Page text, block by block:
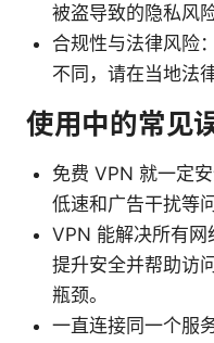
被盗导致的隐私风险
合规性与法律风险
不同，请在当地法
使用中的常见
免费 VPN 就一定
低速和广告干扰等问
VPN 能解决所有网
提升安全并帮助访
瓶颈。
一直连接同一个服